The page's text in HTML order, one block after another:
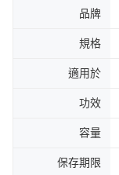
品牌
規格
適用於
功效
容量
保存期限